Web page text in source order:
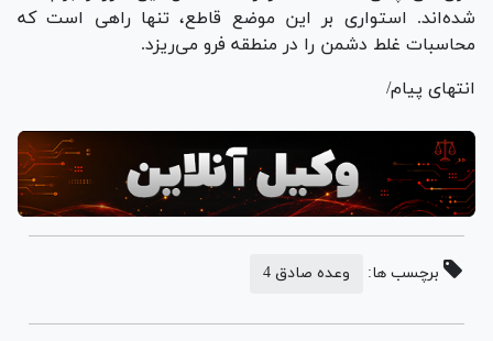
شده‌اند. استواری بر این موضع قاطع، تنها راهی است که
محاسبات غلط دشمن را در منطقه فرو می‌ریزد.
انتهای پیام/
برچسب ها: وعده صادق 4